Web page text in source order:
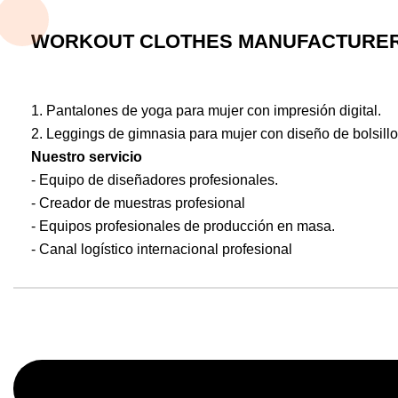
WORKOUT CLOTHES
1. Pantalones de yoga para mujer con impresión digital.
2. Leggings de gimnasia para mujer con diseño de
Nuestro servicio
- Equipo de diseñadores profesionales.
- Creador de muestras profesional
- Equipos profesionales de producción en masa.
- Canal logístico internacional profesional